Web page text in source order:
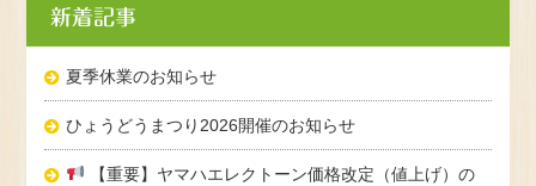
新着記事
夏季休業のお知らせ
ひょうどうまつり2026開催のお知らせ
【重要】ヤマハエレクトーン価格改定（値上げ）の